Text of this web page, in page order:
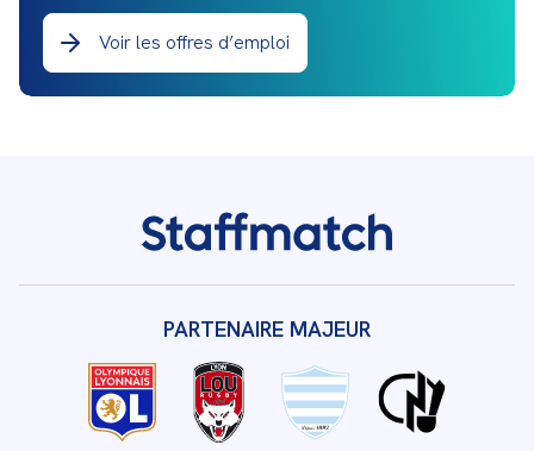
Voir les offres d’emploi
PARTENAIRE MAJEUR